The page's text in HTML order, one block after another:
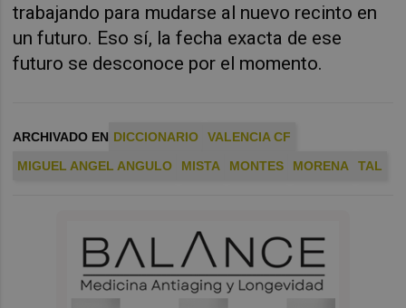
trabajando para mudarse al nuevo recinto en
un futuro. Eso sí, la fecha exacta de ese
futuro se desconoce por el momento.
ARCHIVADO EN DICCIONARIO
VALENCIA CF
MIGUEL ANGEL ANGULO
MISTA MONTES MORENA TAL